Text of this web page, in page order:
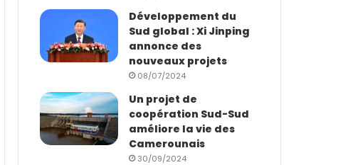
Développement du
Sud global : Xi Jinping
annonce des
nouveaux projets
08/07/2024
Un projet de
coopération Sud-Sud
améliore la vie des
Camerounais
30/09/2024